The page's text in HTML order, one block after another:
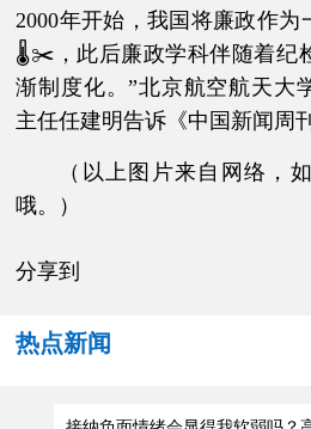
2000年开始，我国将廉政作
🌡✂，此后廉政学科伴随着纪
渐制度化。”北京航空航天大
主任任建明告诉《中国新闻周
（以上图片来自网络，
哦。）
分享到
热点新闻